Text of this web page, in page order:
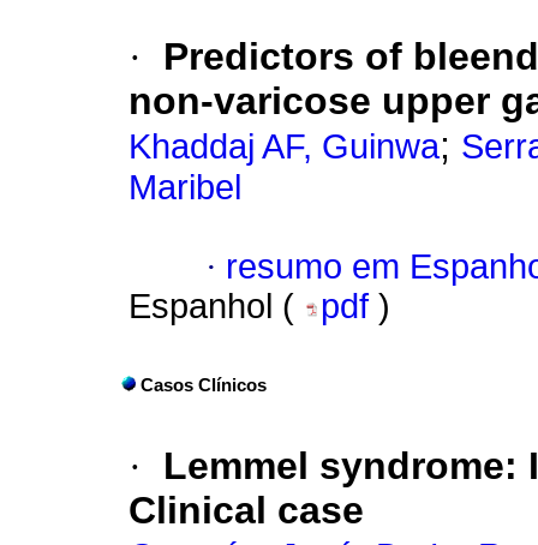
·
Predictors of
non-varicose upper
Khaddaj AF, Guinwa;
Maribel
· resumo em
Espanhol (
pdf )
Casos Clínicos
·
Lemmel
Clinical case